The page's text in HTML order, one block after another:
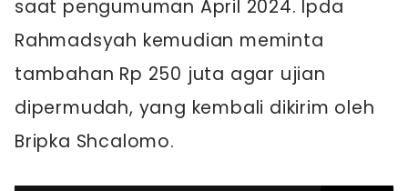
saat pengumuman April 2024. Ipda
Rahmadsyah kemudian meminta
tambahan Rp 250 juta agar ujian
dipermudah, yang kembali dikirim oleh
Bripka Shcalomo.